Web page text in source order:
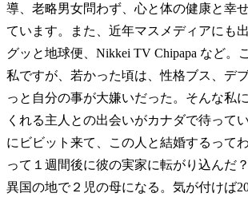
導、老略男女問わず、心と体の健康と幸
ています。また、近年マスメディアにも
グッと地球便、Nikkei TV Chipapa など。
私ですが、若かった頃は、性格ブス、デ
っと自分の事が大嫌いだった。そんな私
くれる主人との出会いがカナダで待って
にビビット来て、この人と結婚するって
って１週間後に彼の実家に転がり込んだ
異国の地で２児の母になる。気が付けば